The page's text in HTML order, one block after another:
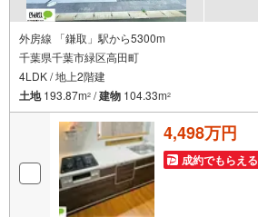
外房線 「鎌取」駅から5300m
千葉県千葉市緑区高田町
4LDK / 地上2階建
土地193.87m2 /建物 104.33m2
4,498万円
成約でもらえる